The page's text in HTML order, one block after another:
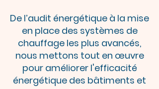
De l’audit énergétique à la mise
en place des systèmes de
chauffage les plus avancés,
nous mettons tout en œuvre
pour améliorer l'efficacité
énergétique des bâtiments et